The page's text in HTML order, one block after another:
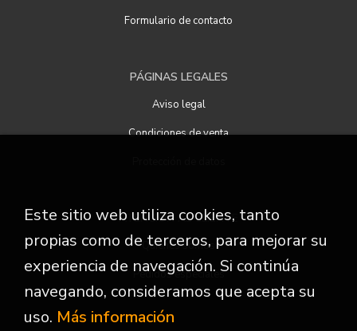
Formulario de contacto
PÁGINAS LEGALES
Aviso legal
Condiciones de venta
ATENCIÓN AL CLIENTE
Quiénes somos
Pedidos especiales
Este sitio web utiliza cookies, tanto
propias como de terceros, para mejorar su
experiencia de navegación. Si continúa
navegando, consideramos que acepta su
uso. Más información